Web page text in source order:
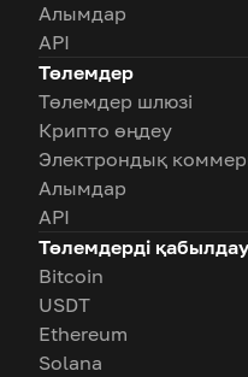
Алымдар
API
Төлемдер
Төлемдер шлюзі
Крипто өңдеу
Электрондық
Алымдар
API
Төлемдерді қабылдау
Bitcoin
USDT
Ethereum
Solana